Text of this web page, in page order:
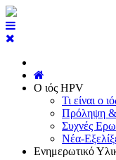
Ο ιός HPV
Τι είναι ο
Πρόληψη &
Συχνές
Νέα-
Ενημερωτικό